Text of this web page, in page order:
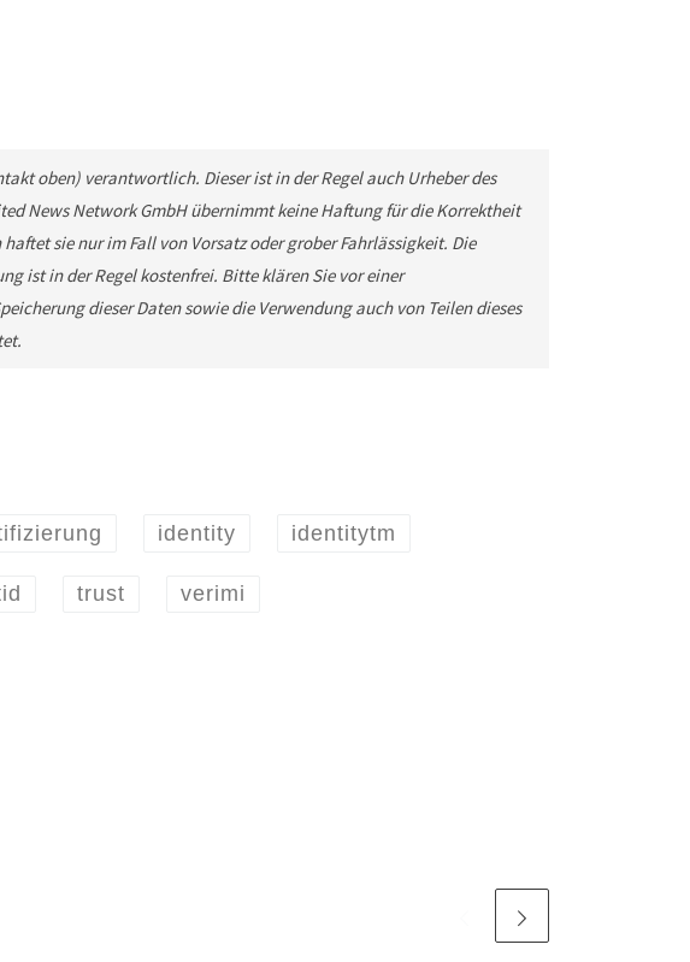
oben) verantwortlich. Dieser ist in der Regel auch Urheber des
News Network GmbH übernimmt keine Haftung für die Korrektheit
sie nur im Fall von Vorsatz oder grober Fahrlässigkeit. Die
ist in der Regel kostenfrei. Bitte klären Sie vor einer
dieser Daten sowie die Verwendung auch von Teilen dieses
identity identitytm
trust verimi